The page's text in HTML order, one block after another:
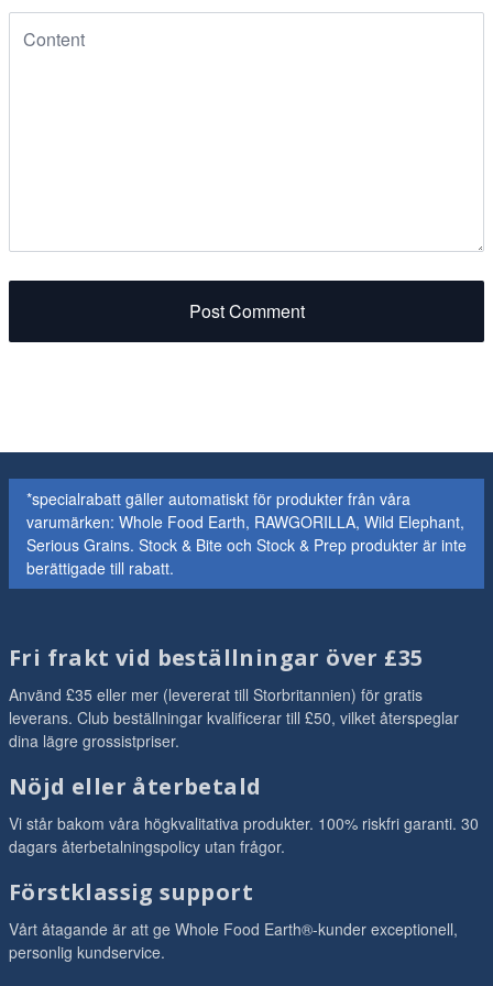
Post Comment
*specialrabatt gäller automatiskt för produkter från våra
varumärken: Whole Food Earth, RAWGORILLA, Wild Elephant,
Serious Grains. Stock & Bite och Stock & Prep produkter är inte
berättigade till rabatt.
Fri frakt vid beställningar över £35
Använd £35 eller mer (levererat till Storbritannien) för gratis
leverans. Club beställningar kvalificerar till £50, vilket återspeglar
dina lägre grossistpriser.
Nöjd eller återbetald
Vi står bakom våra högkvalitativa produkter. 100% riskfri garanti. 30
dagars återbetalningspolicy utan frågor.
Förstklassig support
Vårt åtagande är att ge Whole Food Earth®-kunder exceptionell,
personlig kundservice.